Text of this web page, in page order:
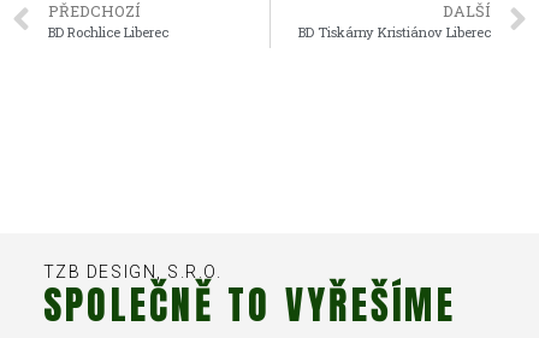
PŘEDCHOZÍ
BD Rochlice Liberec
DALŠÍ
BD Tiskárny Kristiánov Liberec
TZB DESIGN, S.R.O.
SPOLEČNĚ TO VYŘEŠÍME